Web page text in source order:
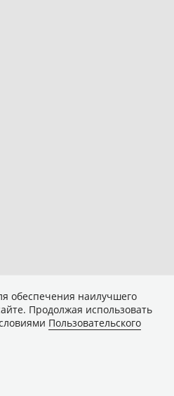
обеспечения наилучшего
Продолжая использовать
Пользовательского